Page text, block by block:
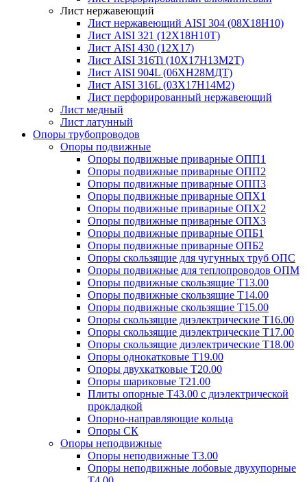
Лист нержавеющий
Лист нержавеющий AISI 304 (08Х18Н10)
Лист AISI 321 (12Х18Н10Т)
Лист AISI 430 (12Х17)
Лист AISI 316Ti (10Х17Н13М2Т)
Лист AISI 904L (06ХН28МДТ)
Лист AISI 316L (03Х17Н14М2)
Лист перфорированный нержавеющий
Лист медный
Лист латунный
Опоры трубопроводов
Опоры подвижные
Опоры подвижные приварные ОПП1
Опоры подвижные приварные ОПП2
Опоры подвижные приварные ОПП3
Опоры подвижные приварные ОПХ1
Опоры подвижные приварные ОПХ2
Опоры подвижные приварные ОПХ3
Опоры подвижные приварные ОПБ1
Опоры подвижные приварные ОПБ2
Опоры скользящие для чугунных труб ОПС
Опоры подвижные для теплопроводов ОПМ
Опоры подвижные скользящие Т13.00
Опоры подвижные скользящие Т14.00
Опоры подвижные скользящие Т15.00
Опоры скользящие диэлектрические Т16.00
Опоры скользящие диэлектрические Т17.00
Опоры скользящие диэлектрические Т18.00
Опоры однокатковые Т19.00
Опоры двухкатковые Т20.00
Опоры шариковые Т21.00
Плиты опорные Т43.00 с диэлектрической
прокладкой
Опорно-направляющие кольца
Опоры СК
Опоры неподвижные
Опоры неподвижные Т3.00
Опоры неподвижные лобовые двухупорные